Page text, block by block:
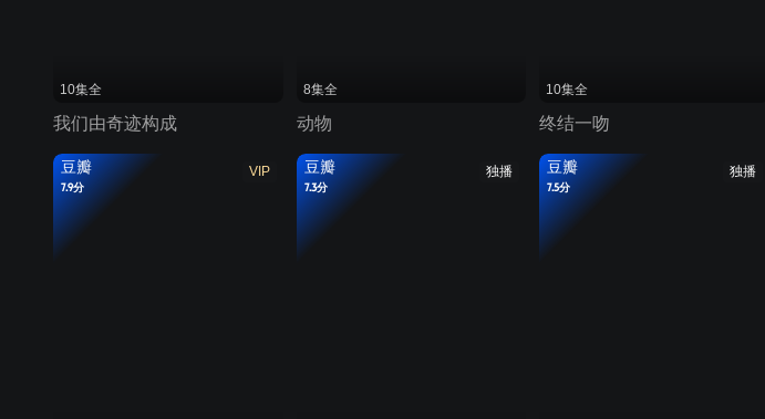
10集全
我们由奇迹构成
8集全
动物
10集全
终结一吻
VIP
豆瓣
7.9分
独播
豆瓣
7.3分
独播
豆瓣
7.5分